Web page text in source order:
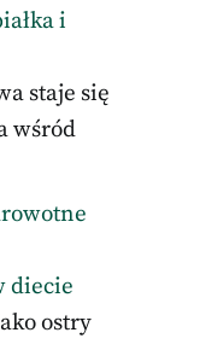
i
staje się
wśród
diecie
ostry